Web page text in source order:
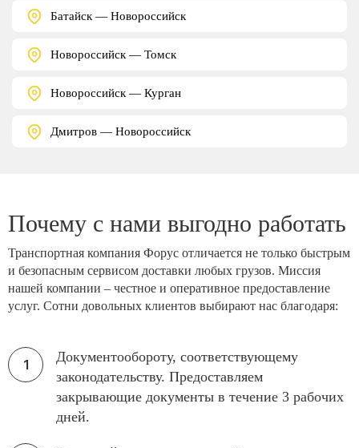
Батайск — Новороссийск
Новороссийск — Томск
Новороссийск — Курган
Дмитров — Новороссийск
Почему с нами выгодно работать
Транспортная компания Форус отличается не только быстрым
и безопасным сервисом доставки любых грузов. Миссия
нашей компании – честное и оперативное предоставление
услуг. Сотни довольных клиентов выбирают нас благодаря:
Документообороту, соответствующему
законодательству. Предоставляем
закрывающие документы в течение 3 рабочих
дней.